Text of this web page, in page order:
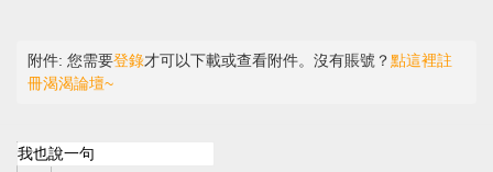
附件: 您需要登錄才可以下載或查看附件。沒有賬號？點這裡註
冊渴渴論壇~